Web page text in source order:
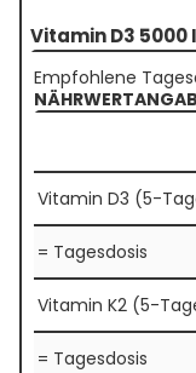
Vitamin D3 5000
Empfohlene
Vitamin D3 (5-
= Tagesdosis
Vitamin K2 (5-
= Tagesdosis